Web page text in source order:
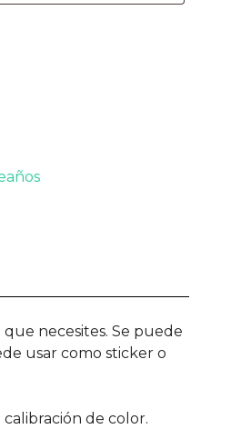
necesites. Se puede
usar como sticker o
de color.